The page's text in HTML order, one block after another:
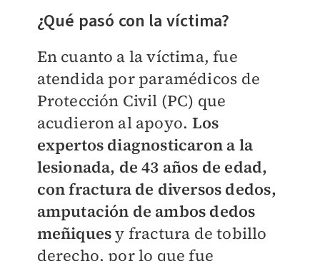
​¿Qué pasó con la víctima?
En cuanto a la víctima, fue
atendida por paramédicos de
Protección Civil (PC) que
acudieron al apoyo. Los
expertos diagnosticaron a la
lesionada, de 43 años de edad,
con fractura de diversos dedos,
amputación de ambos dedos
meñiquesy fractura de tobillo
derecho, por lo que fue